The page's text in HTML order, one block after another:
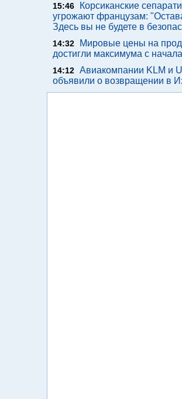
15:46
Корсиканские
угрожают французам:
Здесь вы не будете в
14:32
Мировые цены на
достигли максимума с
14:12 Авиакомпании KLM и
объявили о возвращении в